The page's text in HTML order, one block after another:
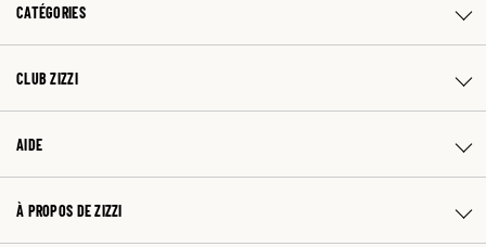
CATÉGORIES
CLUB ZIZZI
AIDE
À PROPOS DE ZIZZI